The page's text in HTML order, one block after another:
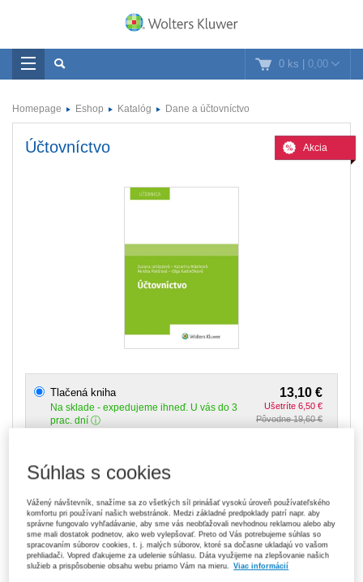
0 ks | 0,00
Homepage Eshop Katalóg Dane a účtovníctvo
Akcia
Účtovníctvo
13,10 €
Ušetríte 6,50 €
Pôvodne 19,60 €
Tlačená kniha
Na sklade - expedujeme ihneď. U vás do 3
prac. dní
dôvodov nemôžeme vystavovať daňové doklady. Budú vám
zaslané dodatočne e‑mailom.
ks Vložiť do košíka
Ceny sú vrátane DPH
Na stiahnutie
Súhlas s cookies
Vážený návštevník, snažíme sa zo všetkých síl prinášať vysokú úroveň používateľského
komfortu pri používaní našich webstránok. Medzi základné predpoklady patrí napr. aby
správne fungovalo vyhľadávanie, aby sme vás neobťažovali nevhodnou reklamou alebo aby
sme mali dostatok podnetov, ako web vylepšovať. Preto od Vás potrebujeme súhlas so
spracovaním súborov cookies, t. j. malých súborov, ktoré sa dočasne ukladajú vo vašom
prehliadači. Vopred ďakujeme za udelenie súhlasu. Dáta využijeme na zlepšovanie našich
služieb a prispôsobenie obsahu webu priamo Vám na mieru.
Viac informácií